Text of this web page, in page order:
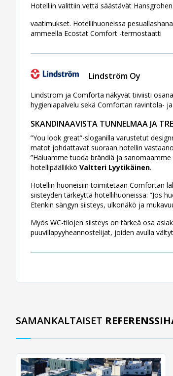
Hotelliin valittiin vettä säästävät
vaatimukset. Hotellihuoneissa
ammeella Ecostat Comfort -termostaatti
Lindström Oy
Lindström ja Comforta näkyvät tiiviisti
hygieniapalvelu sekä Comfortan ravintola-
SKANDINAAVISTA TUNNELMAA JA
”You look great”-sloganilla varustetut
matot johdattavat suoraan hotellin
”Haluamme tuoda brändiä ja
hotellipäällikkö Valtteri Lyytikäinen.
Hotellin huoneisiin toimitetaan Comfortan
siisteyden tärkeyttä hotellihuoneissa: ”Jos
Etenkin sängyn siisteys, ulkonäkö ja
Myös WC-tilojen siisteys on tärkeä osa
puuvillapyyheannostelijat, joiden avulla
SAMANKALTAISET